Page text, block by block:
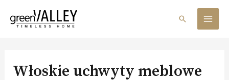
content
Search
Włoskie uchwyty meblowe